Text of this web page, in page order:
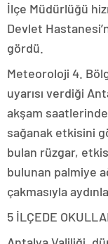
İlçe Müdürlüğü
Devlet
gördü.
Meteoroloji 4.
uyarısı verdiği
akşam
sağanak etkisini
bulan rüzgar,
bulunan palmiye
çakmasıyla
5 İLÇEDE